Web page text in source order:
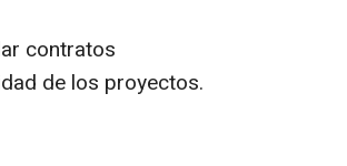
contratos
de los proyectos.